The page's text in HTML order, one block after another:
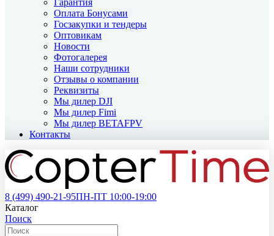
Гарантия
Оплата Бонусами
Госзакупки и тендеры
Оптовикам
Новости
Фотогалерея
Наши сотрудники
Отзывы о компании
Реквизиты
Мы дилер DJI
Мы дилер Fimi
Мы дилер BETAFPV
Контакты
8 (499) 490-21-95ПН-ПТ 10:00-19:00
Каталог
Поиск